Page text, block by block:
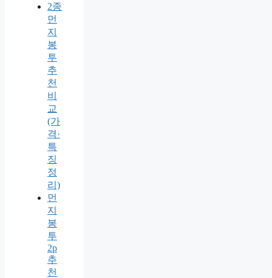
2종
먼
지
봉
투
추
천
비
교
(가
격·
특
징
정
리)
먼
지
봉
투
2p
추
천